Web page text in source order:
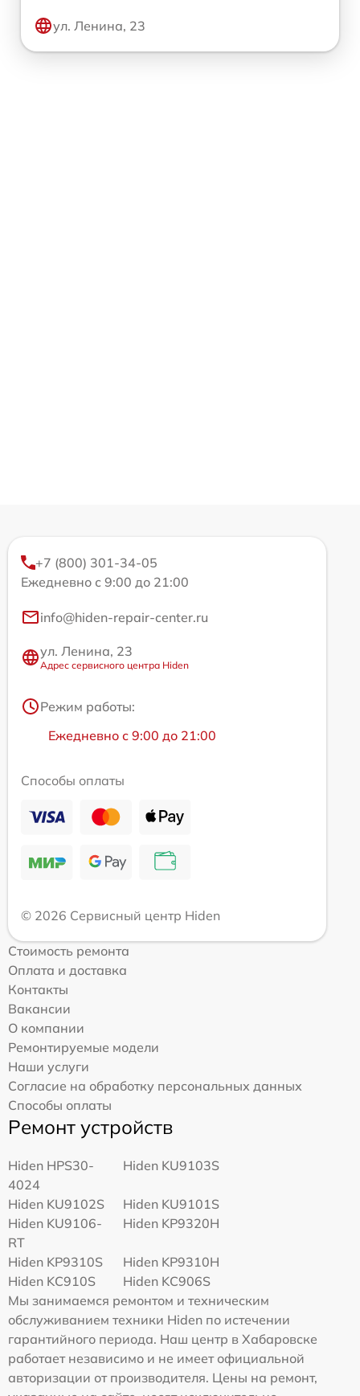
ул. Ленина, 23
+7 (800) 301-34-05
Ежедневно с 9:00 до 21:00
info@hiden-repair-center.ru
ул. Ленина, 23
Адрес сервисного центра Hiden
Режим работы:
Ежедневно с 9:00 до 21:00
Способы оплаты
© 2026 Сервисный центр Hiden
Стоимость ремонта
Оплата и доставка
Контакты
Вакансии
О компании
Ремонтируемые модели
Наши услуги
Согласие на обработку персональных данных
Способы оплаты
Ремонт устройств
Hiden HPS30-
4024
Hiden KU9103S
Hiden KU9102S
Hiden KU9101S
Hiden KU9106-
RT
Hiden KP9320H
Hiden KP9310S
Hiden KP9310H
Hiden KC910S
Hiden KC906S
Мы занимаемся ремонтом и техническим
обслуживанием техники Hiden по истечении
гарантийного периода. Наш центр в Хабаровске
работает независимо и не имеет официальной
авторизации от производителя. Цены на ремонт,